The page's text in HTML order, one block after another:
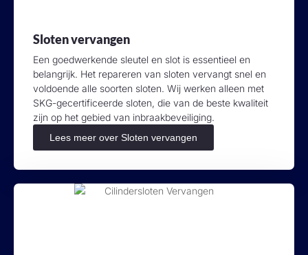
Sloten vervangen
Een goedwerkende sleutel en slot is essentieel en
belangrijk. Het repareren van sloten vervangt snel en
voldoende alle soorten sloten. Wij werken alleen met
SKG-gecertificeerde sloten, die van de beste kwaliteit
zijn op het gebied van inbraakbeveiliging.
Lees meer over Sloten vervangen